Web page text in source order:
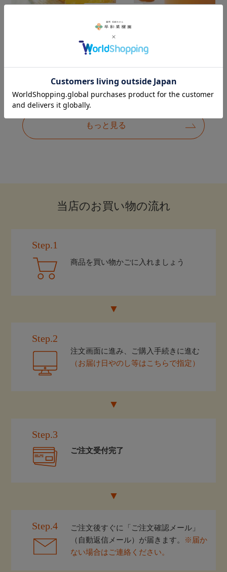
当店のお買い物の流れ
Step.1
商品を買い物かごに入れましょう
Step.2
注文画面に進み、ご購入手続きに進む
（お届け日やのし等はこちらで指定）
Step.3
ご注文受付完了
Step.4
ご注文後すぐに「ご注文確認メール」
（自動返信メール）が届きます。
※届か
ない場合はご連絡ください。